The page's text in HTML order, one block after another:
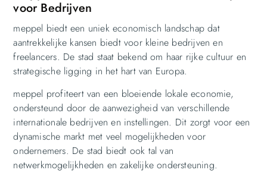
voor Bedrijven
meppel biedt een uniek economisch landschap dat
aantrekkelijke kansen biedt voor kleine bedrijven en
freelancers. De stad staat bekend om haar rijke cultuur en
strategische ligging in het hart van Europa.
meppel profiteert van een bloeiende lokale economie,
ondersteund door de aanwezigheid van verschillende
internationale bedrijven en instellingen. Dit zorgt voor een
dynamische markt met veel mogelijkheden voor
ondernemers. De stad biedt ook tal van
netwerkmogelijkheden en zakelijke ondersteuning.